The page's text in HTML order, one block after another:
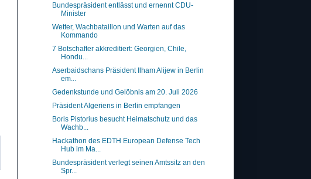
Bundespräsident entlässt und ernennt CDU-
Minister
Wetter, Wachbataillon und Warten auf das
Kommando
7 Botschafter akkreditiert: Georgien, Chile,
Hondu...
Aserbaidschans Präsident Ilham Alijew in Berlin
em...
Gedenkstunde und Gelöbnis am 20. Juli 2026
Präsident Algeriens in Berlin empfangen
Boris Pistorius besucht Heimatschutz und das
Wachb...
Hackathon des EDTH European Defense Tech
Hub im Ma...
Bundespräsident verlegt seinen Amtssitz an den
Spr...